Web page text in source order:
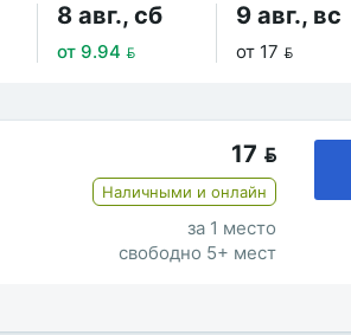
8 авг., сб
от 9.94 
9 авг., вс
от 17 
17 
Наличными и онлайн
за 1 место
свободно 5+ мест